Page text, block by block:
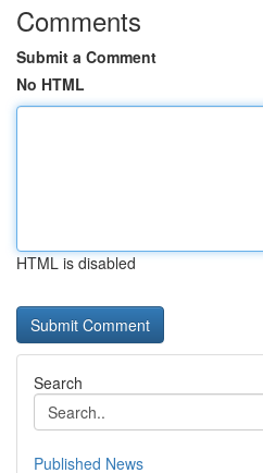
Comments
Submit a Comment
No HTML
HTML is disabled
Search
Published News